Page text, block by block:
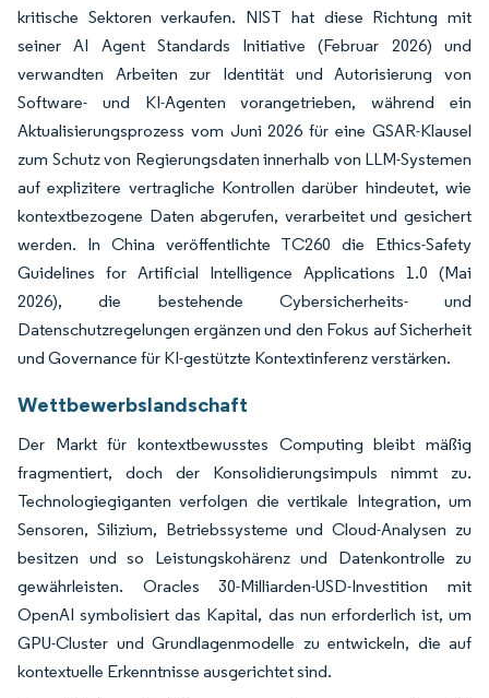
kritische Sektoren verkaufen. NIST hat diese Richtung mit
seiner AI Agent Standards Initiative (Februar 2026) und
verwandten Arbeiten zur Identität und Autorisierung von
Software- und KI-Agenten vorangetrieben, während ein
Aktualisierungsprozess vom Juni 2026 für eine GSAR-Klausel
zum Schutz von Regierungsdaten innerhalb von LLM-Systemen
auf explizitere vertragliche Kontrollen darüber hindeutet, wie
kontextbezogene Daten abgerufen, verarbeitet und gesichert
werden. In China veröffentlichte TC260 die Ethics-Safety
Guidelines for Artificial Intelligence Applications 1.0 (Mai
2026), die bestehende Cybersicherheits- und
Datenschutzregelungen ergänzen und den Fokus auf Sicherheit
und Governance für KI-gestützte Kontextinferenz verstärken.
Wettbewerbslandschaft
Der Markt für kontextbewusstes Computing bleibt mäßig
fragmentiert, doch der Konsolidierungsimpuls nimmt zu.
Technologiegiganten verfolgen die vertikale Integration, um
Sensoren, Silizium, Betriebssysteme und Cloud-Analysen zu
besitzen und so Leistungskohärenz und Datenkontrolle zu
gewährleisten. Oracles 30-Milliarden-USD-Investition mit
OpenAI symbolisiert das Kapital, das nun erforderlich ist, um
GPU-Cluster und Grundlagenmodelle zu entwickeln, die auf
kontextuelle Erkenntnisse ausgerichtet sind.